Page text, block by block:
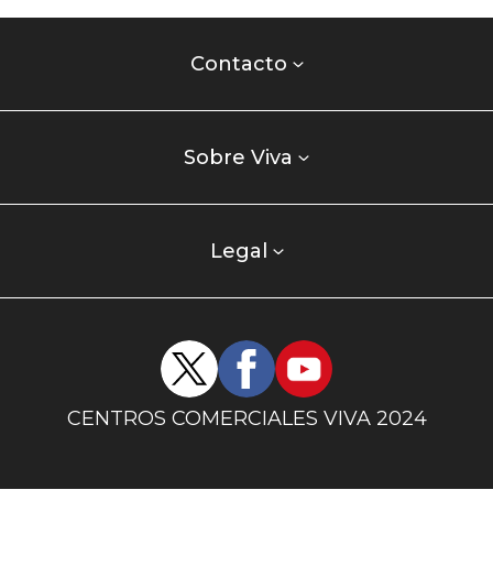
Contacto
Sobre Viva
Legal
centroCENTROS COMERCIALES VIVA 2024